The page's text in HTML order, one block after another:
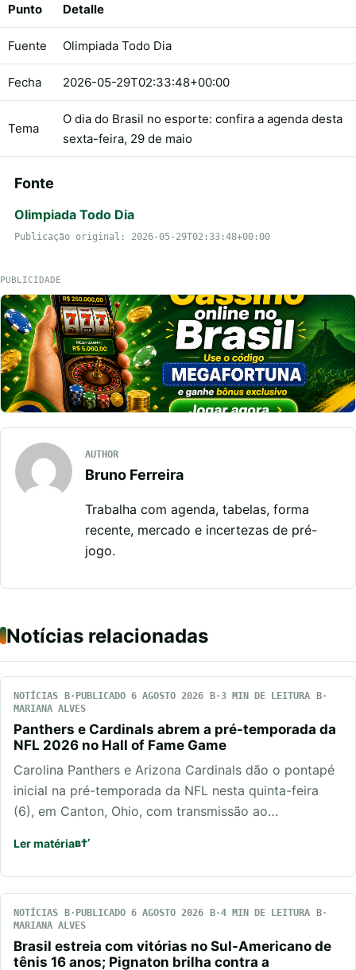
Punto Detalle
Fuente Olimpiada Todo Dia
Fecha 2026-05-29T02:33:48+00:00
Tema
O dia do Brasil no esporte: confira a agenda desta
sexta-feira, 29 de maio
Fonte
Olimpiada Todo Dia
Publicação original: 2026-05-29T02:33:48+00:00
PUBLICIDADE
AUTHOR
Bruno Ferreira
Trabalha com agenda, tabelas, forma
recente, mercado e incertezas de pré-
jogo.
Notícias relacionadas
NOTÍCIAS PUBLICADO 6 AGOSTO 2026
3 MIN DE LEITURA
MARIANA ALVES
Panthers e Cardinals abrem a pré-temporada da
NFL 2026 no Hall of Fame Game
Carolina Panthers e Arizona Cardinals dão o pontapé
inicial na pré-temporada da NFL nesta quinta-feira
(6), em Canton, Ohio, com transmissão ao…
Ler matéria
NOTÍCIAS PUBLICADO 6 AGOSTO 2026
4 MIN DE LEITURA
MARIANA ALVES
Brasil estreia com vitórias no Sul-Americano de
tênis 16 anos; Pignaton brilha contra a